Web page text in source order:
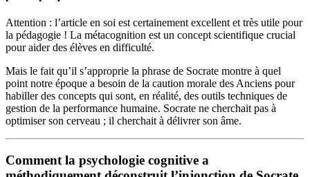
Attention : l’article en soi est certainement excellent et très utile pour
la pédagogie ! La métacognition est un concept scientifique crucial
pour aider des élèves en difficulté.
Mais le fait qu’il s’approprie la phrase de Socrate montre à quel
point notre époque a besoin de la caution morale des Anciens pour
habiller des concepts qui sont, en réalité, des outils techniques de
gestion de la performance humaine. Socrate ne cherchait pas à
optimiser son cerveau ; il cherchait à délivrer son âme.
Comment la psychologie cognitive a